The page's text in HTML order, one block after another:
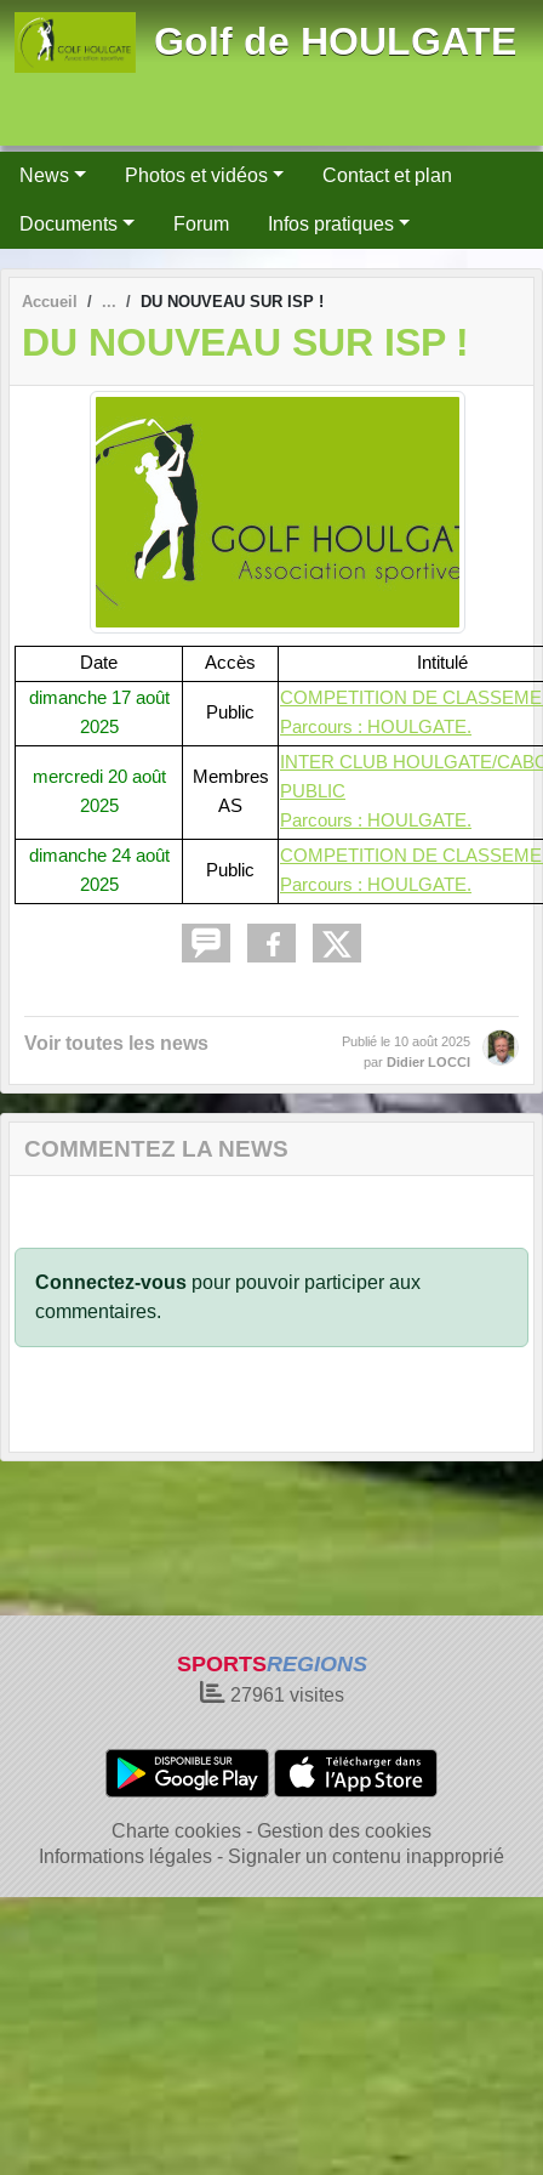
Golf de HOULGATE
News Photos et vidéos Contact et plan
Documents Forum Infos pratiques
Accueil DU NOUVEAU SUR ISP !
DU NOUVEAU SUR ISP !
Date Accès
Intitulé
dimanche 17 août
2025
Public
COMPETITION DE
Parcours : HOULGATE.
mercredi 20 août
2025
Membres
AS
INTER CLUB HOULGATE/
PUBLIC
Parcours : HOULGATE.
dimanche 24 août
2025
Public
COMPETITION DE
Parcours : HOULGATE.
Voir toutes les news Publié le 10 août 2025
par Didier LOCCI
COMMENTEZ LA NEWS
Connectez-vous pour pouvoir participer aux
commentaires.
SPORTSREGIONS
27961 visites
Charte cookies
Gestion des cookies
Informations légales
Signaler un contenu inapproprié
Panneau de gestion des cookies